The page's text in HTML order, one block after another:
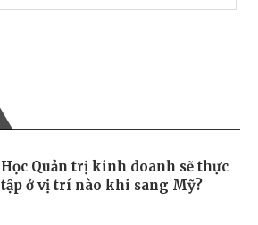
Học Quản trị kinh doanh sẽ thực
tập ở vị trí nào khi sang Mỹ?